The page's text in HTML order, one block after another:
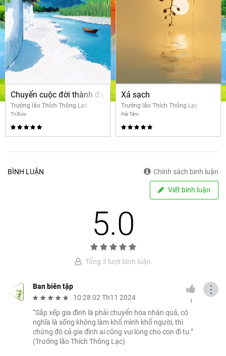
Chuyển cuộc đời thành đạo
Trưởng lão Thích Thông Lạc
Trí Đức
Xả sạch
Trưởng lão Thích Thông Lạc
Hải Tâm
BÌNH LUẬN Chính sách bình luận
Viết bình luận
5.0
Tổng 3 lượt bình luận
Ban biên tập
10:28 02 Th11 2024
1
“Sắp xếp gia đình là phải chuyển hóa nhân quả, có
nghĩa là sống không làm khổ mình khổ người, thì
chừng đó cả gia đình ai cũng vui lòng cho con đi tu.”
(Trưởng lão Thích Thông Lạc)
⋮